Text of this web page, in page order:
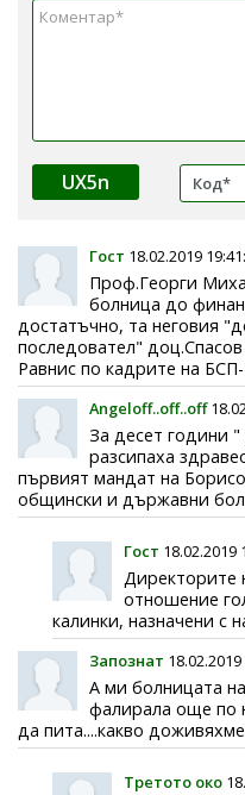
UX5n
Гост 18.02.2019
Проф.Георги
болница до
достатъчно, та неговия
последовател"
Равнис по кадрите на БСП-
Angeloff..off..off
За десет години "
разсипаха
първият мандат на
общински и държавни
Гост 18.02.2019
Директорите
отношение
калинки, назначени с
Запознат
А ми болницата
фалирала още по
да пита....какво
Третото око